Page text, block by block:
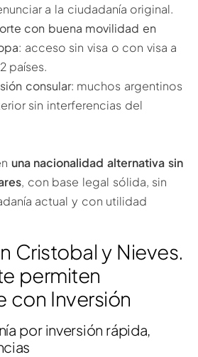
a la ciudadanía original.
con buena movilidad en
: acceso sin visa o con visa a
países.
consular: muchos argentinos
sin interferencias del
una nacionalidad alternativa sin
, con base legal sólida, sin
actual y con utilidad
Cristobal y Nieves.
permiten
con Inversión
por inversión rápida,